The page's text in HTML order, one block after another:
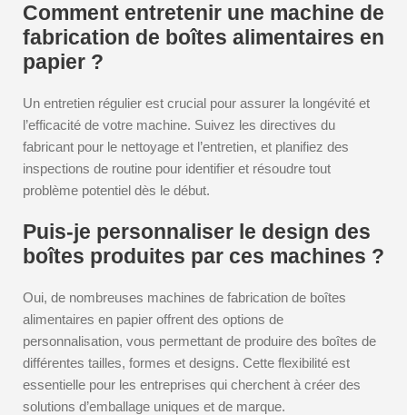
Comment entretenir une machine de
fabrication de boîtes alimentaires en
papier ?
Un entretien régulier est crucial pour assurer la longévité et
l’efficacité de votre machine. Suivez les directives du
fabricant pour le nettoyage et l’entretien, et planifiez des
inspections de routine pour identifier et résoudre tout
problème potentiel dès le début.
Puis-je personnaliser le design des
boîtes produites par ces machines ?
Oui, de nombreuses machines de fabrication de boîtes
alimentaires en papier offrent des options de
personnalisation, vous permettant de produire des boîtes de
différentes tailles, formes et designs. Cette flexibilité est
essentielle pour les entreprises qui cherchent à créer des
solutions d’emballage uniques et de marque.